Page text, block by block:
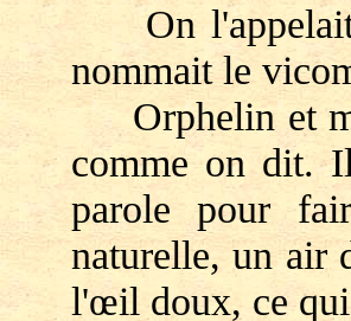
On l'appelait
nommait le
Orphelin et
comme on dit.
parole pour
naturelle, un air
l'œil doux, ce